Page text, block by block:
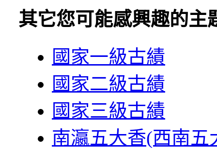
其它您可能感興趣的主
國家一級古績
國家二級古績
國家三級古績
南瀛五大香(西南五